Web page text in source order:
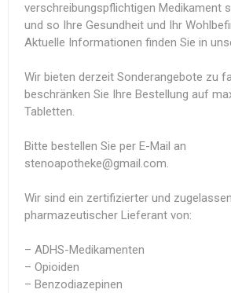
verschreibungspflichtigen Medikament
und so Ihre Gesundheit und Ihr
Aktuelle Informationen finden Sie in
Wir bieten derzeit Sonderangebote zu
beschränken Sie Ihre Bestellung auf
Tabletten.
Bitte bestellen Sie per E-Mail an
stenoapotheke@gmail.com.
Wir sind ein zertifizierter und
pharmazeutischer Lieferant von:
– ADHS-Medikamenten
– Opioiden
– Benzodiazepinen